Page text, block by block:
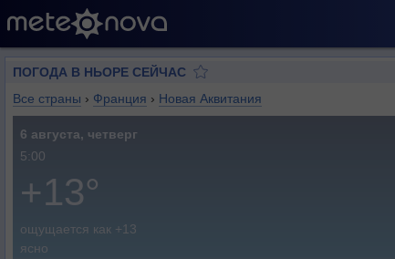
ПОГОДА В НЬОРЕ СЕЙЧАС
Все страны › Франция › Новая Аквитания
6 августа, четверг
5:00
+13°
ощущается как +13
ясно